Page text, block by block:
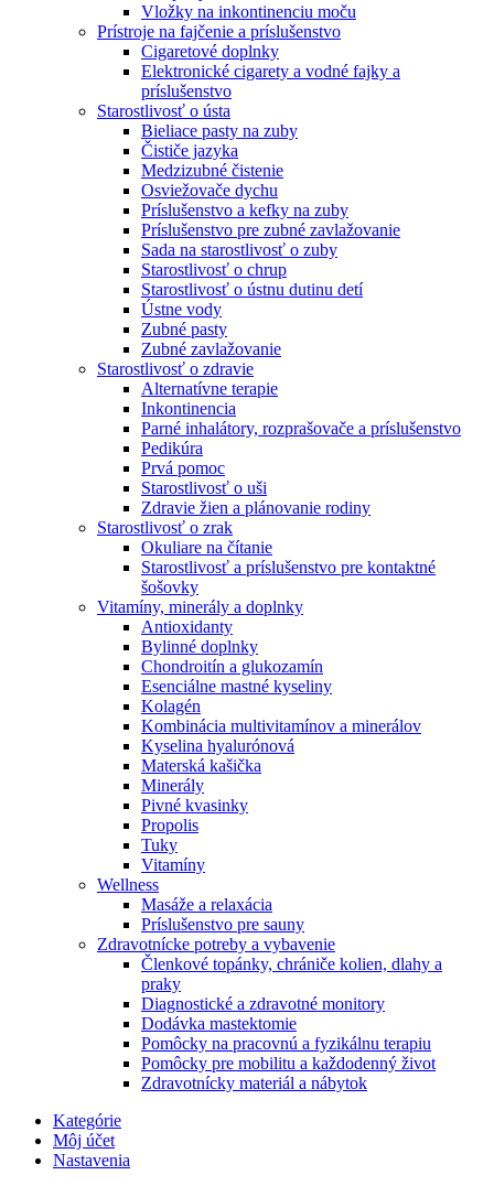
Vložky na inkontinenciu moču
Prístroje na fajčenie a príslušenstvo
Cigaretové doplnky
Elektronické cigarety a vodné fajky a
príslušenstvo
Starostlivosť o ústa
Bieliace pasty na zuby
Čističe jazyka
Medzizubné čistenie
Osviežovače dychu
Príslušenstvo a kefky na zuby
Príslušenstvo pre zubné zavlažovanie
Sada na starostlivosť o zuby
Starostlivosť o chrup
Starostlivosť o ústnu dutinu detí
Ústne vody
Zubné pasty
Zubné zavlažovanie
Starostlivosť o zdravie
Alternatívne terapie
Inkontinencia
Parné inhalátory, rozprašovače a príslušenstvo
Pedikúra
Prvá pomoc
Starostlivosť o uši
Zdravie žien a plánovanie rodiny
Starostlivosť o zrak
Okuliare na čítanie
Starostlivosť a príslušenstvo pre kontaktné
šošovky
Vitamíny, minerály a doplnky
Antioxidanty
Bylinné doplnky
Chondroitín a glukozamín
Esenciálne mastné kyseliny
Kolagén
Kombinácia multivitamínov a minerálov
Kyselina hyalurónová
Materská kašička
Minerály
Pivné kvasinky
Propolis
Tuky
Vitamíny
Wellness
Masáže a relaxácia
Príslušenstvo pre sauny
Zdravotnícke potreby a vybavenie
Členkové topánky, chrániče kolien, dlahy a
praky
Diagnostické a zdravotné monitory
Dodávka mastektomie
Pomôcky na pracovnú a fyzikálnu terapiu
Pomôcky pre mobilitu a každodenný život
Zdravotnícky materiál a nábytok
Kategórie
Môj účet
Nastavenia